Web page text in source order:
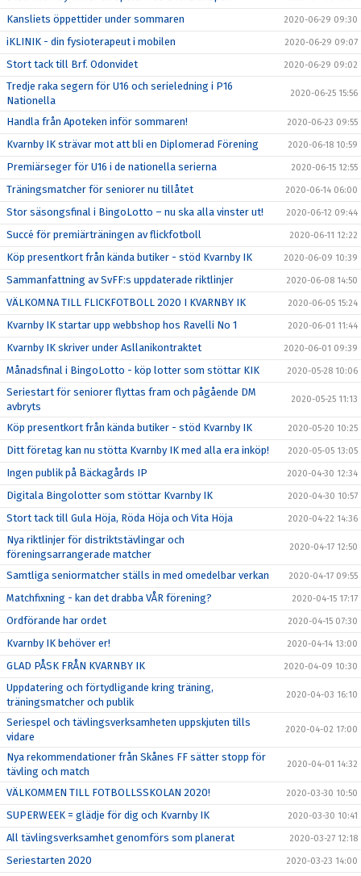
Kansliets öppettider under sommaren 2020-06-29 09:30
iKLINIK - din fysioterapeut i mobilen 2020-06-29 09:07
Stort tack till Brf. Odonvidet 2020-06-29 09:02
Tredje raka segern för U16 och serieledning i P16
Nationella
2020-06-25 15:56
Handla från Apoteken inför sommaren! 2020-06-23 09:55
Kvarnby IK strävar mot att bli en Diplomerad Förening 2020-06-18 10:59
Premiärseger för U16 i de nationella serierna 2020-06-15 12:55
Träningsmatcher för seniorer nu tillåtet 2020-06-14 06:00
Stor säsongsfinal i BingoLotto – nu ska alla vinster ut! 2020-06-12 09:44
Succé för premiärträningen av flickfotboll 2020-06-11 12:22
Köp presentkort från kända butiker - stöd Kvarnby IK 2020-06-09 10:39
Sammanfattning av SvFF:s uppdaterade riktlinjer 2020-06-08 14:50
VÄLKOMNA TILL FLICKFOTBOLL 2020 I KVARNBY IK 2020-06-05 15:24
Kvarnby IK startar upp webbshop hos Ravelli No 1 2020-06-01 11:44
Kvarnby IK skriver under Asllanikontraktet 2020-06-01 09:39
Månadsfinal i BingoLotto - köp lotter som stöttar KIK 2020-05-28 10:06
Seriestart för seniorer flyttas fram och pågående DM
avbryts
2020-05-25 11:13
Köp presentkort från kända butiker - stöd Kvarnby IK 2020-05-20 10:25
Ditt företag kan nu stötta Kvarnby IK med alla era inköp! 2020-05-05 13:05
Ingen publik på Bäckagårds IP 2020-04-30 12:34
Digitala Bingolotter som stöttar Kvarnby IK 2020-04-30 10:57
Stort tack till Gula Höja, Röda Höja och Vita Höja 2020-04-22 14:36
Nya riktlinjer för distriktstävlingar och
föreningsarrangerade matcher
2020-04-17 12:50
Samtliga seniormatcher ställs in med omedelbar verkan 2020-04-17 09:55
Matchfixning - kan det drabba VÅR förening? 2020-04-15 17:17
Ordförande har ordet 2020-04-15 07:30
Kvarnby IK behöver er! 2020-04-14 13:00
GLAD PÅSK FRÅN KVARNBY IK 2020-04-09 10:30
Uppdatering och förtydligande kring träning,
träningsmatcher och publik
2020-04-03 16:10
Seriespel och tävlingsverksamheten uppskjuten tills
vidare
2020-04-02 17:00
Nya rekommendationer från Skånes FF sätter stopp för
tävling och match
2020-04-01 14:32
VÄLKOMMEN TILL FOTBOLLSSKOLAN 2020! 2020-03-30 10:50
SUPERWEEK = glädje för dig och Kvarnby IK 2020-03-30 10:41
All tävlingsverksamhet genomförs som planerat 2020-03-27 12:18
Seriestarten 2020 2020-03-23 14:00